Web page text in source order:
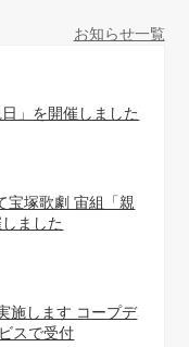
お知らせ一覧
」を開催しました
宝塚歌劇 宙組「親
ました
施します コープデ
スで受付